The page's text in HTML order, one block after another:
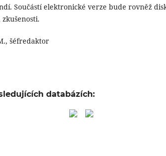
Součástí elektronické verze bude rovněž
šéfredaktor
databázích: